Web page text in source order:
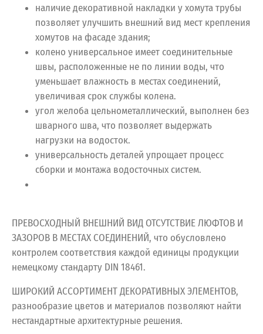
наличие декоративной накладки у хомута трубы
позволяет улучшить внешний вид мест крепления
хомутов на фасаде здания;
колено универсальное имеет соединительные
швы, расположенные не по линии воды, что
уменьшает влажность в местах соединений,
увеличивая срок службы колена.
угол желоба цельнометаллический, выполнен без
шварного шва, что позволяет выдержать
нагрузки на водосток.
универсальность деталей упрощает процесс
сборки и монтажа водосточных систем.
ПРЕВОСХОДНЫЙ ВНЕШНИЙ ВИД ОТСУТСТВИЕ ЛЮФТОВ И
ЗАЗОРОВ В МЕСТАХ СОЕДИНЕНИЙ, что обусловлено
контролем соответствия каждой единицы продукции
немецкому стандарту DIN 18461.
ШИРОКИЙ АССОРТИМЕНТ ДЕКОРАТИВНЫХ ЭЛЕМЕНТОВ,
разнообразие цветов и материалов позволяют найти
нестандартные архитектурные решения.